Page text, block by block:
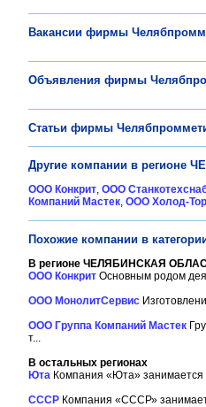
Вакансии фирмы
Объявления фирмы
Статьи фирмы
Другие компании в регионе
ООО Конкрит, ООО
Компаний Мастек, ООО Холод-
Похожие компании в
В регионе ЧЕЛЯБИНСКАЯ
ООО Конкрит Основным родом
ООО МонолитСервис
ООО Группа Компаний Мастек
т...
В остальных регионах
Юта Компания «Юта» занимается
СССР Компания «СССР»